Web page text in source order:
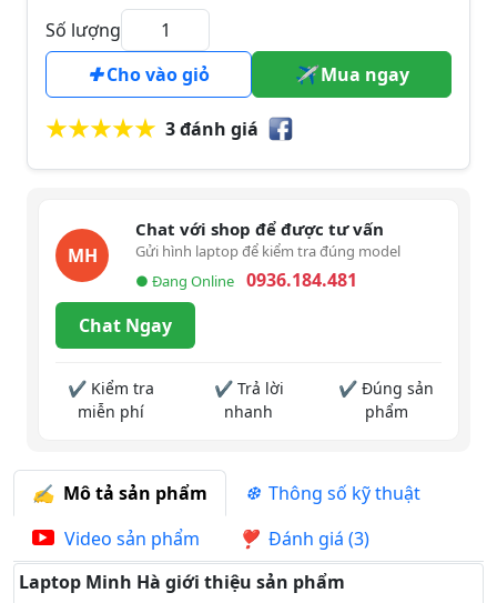
Số lượng
Cho vào giỏ
Mua ngay
3 đánh giá
MH
Chat với shop để được tư vấn
Gửi hình laptop để kiểm tra đúng model
● Đang Online
0936.184.481
Chat Ngay
✔ Kiểm tra
miễn phí
✔ Trả lời
nhanh
✔ Đúng sản
phẩm
Mô tả sản phẩm
Thông số kỹ thuật
Video sản phẩm
Đánh giá (3)
Laptop Minh Hà giới thiệu sản phẩm